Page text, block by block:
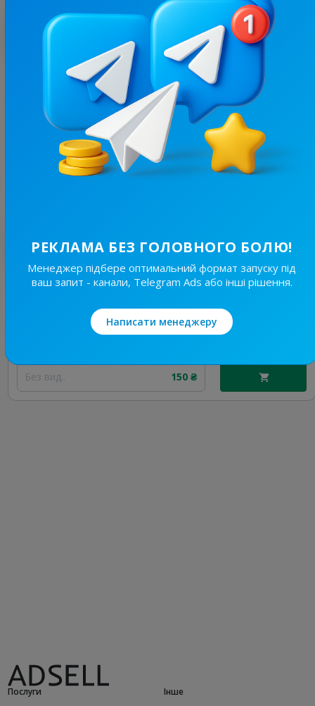
З цим каналом часто купують
7.7
19.6K/
3.8K
Новини Львівщини та України
Новини/ЗМІ, Регіональні
Ціна реклами
Без вид..
Найкращі за темою
19.6K/
3.8K
Новини/ЗМІ, Регіональні
Без вид.. 150 ₴
Послуги
Інше
РЕКЛАМА БЕЗ ГОЛОВНОГО БОЛЮ!
Менеджер підбере оптимальний формат запуску під
ваш запит - канали, Telegram Ads або інші рішення.
Написати менеджеру